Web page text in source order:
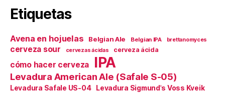
Etiquetas
Avena en hojuelas Belgian Ale Belgian IPA brettanomyces
cerveza sour cervezas ácidas cerveza ácida
cómo hacer cerveza IPA
Levadura American Ale (Safale S-05)
Levadura Safale US-04 Levadura Sigmund's Voss Kveik